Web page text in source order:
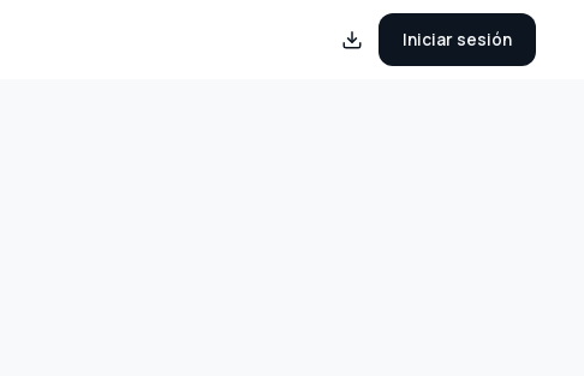
Iniciar sesión